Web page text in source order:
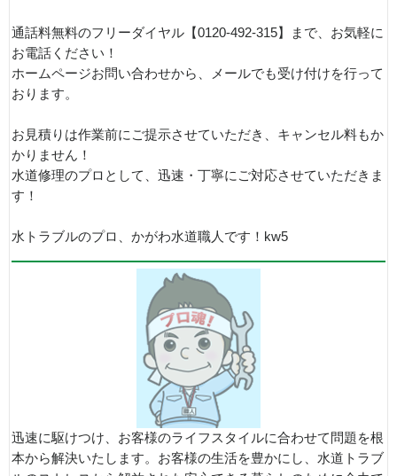
通話料無料のフリーダイヤル【0120-492-315】まで、お気軽に
お電話ください！
ホームページお問い合わせから、メールでも受け付けを行って
おります。
お見積りは作業前にご提示させていただき、キャンセル料もか
かりません！
水道修理のプロとして、迅速・丁寧にご対応させていただきま
す！
水トラブルのプロ、かがわ水道職人です！kw5
迅速に駆けつけ、お客様のライフスタイルに合わせて問題を根
本から解決いたします。お客様の生活を豊かにし、水道トラブ